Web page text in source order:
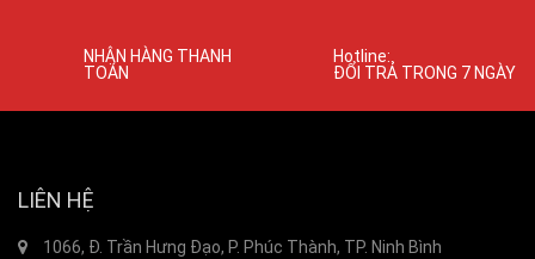
NHẬN HÀNG THANH
TOÁN
Hotline:
ĐỔI TRẢ TRONG 7 NGÀY
LIÊN HỆ
1066, Đ. Trần Hưng Đạo, P. Phúc Thành, TP. Ninh Bình